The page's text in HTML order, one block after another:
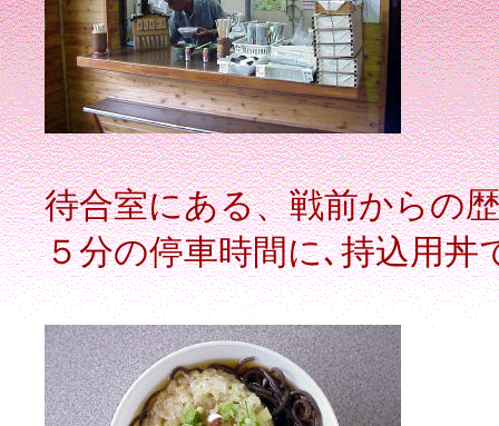
待合室にある、戦前からの
５分の停車時間に､持込用